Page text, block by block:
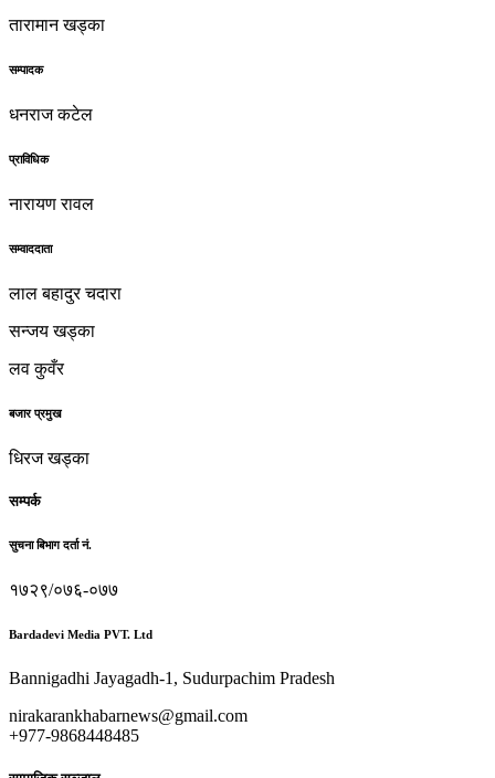
तारामान खड्का
सम्पादक
धनराज कटेल
प्राविधिक
नारायण रावल
सम्वाददाता
लाल बहादुर चदारा
सन्जय खड्का
लव कुवँर
बजार प्रमुख
धिरज खड्का
सम्पर्क
सुचना बिभाग दर्ता नं.
१७२९/०७६-०७७
Bardadevi Media PVT. Ltd
Bannigadhi Jayagadh-1, Sudurpachim Pradesh
nirakarankhabarnews@gmail.com
+977-9868448485